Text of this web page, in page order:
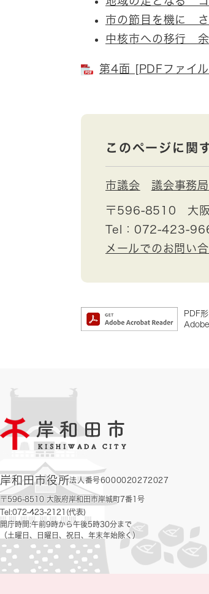
市の節目を機に
中核市への移行
第4面 [PDFファイ
このページに関
市議会 議会事務
〒596-8510
大
Tel：072-423-
メールでのお問い
PDF
Adobe
岸和田市役所法人番号6000020272027
〒596-8510 大阪府岸和田市岸城町7番1号
Tel:072-423-2121(代表)
開庁時間:午前9時から午後5時30分まで
（土曜日、日曜日、祝日、年末年始除く）